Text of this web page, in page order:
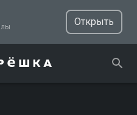
Открыть